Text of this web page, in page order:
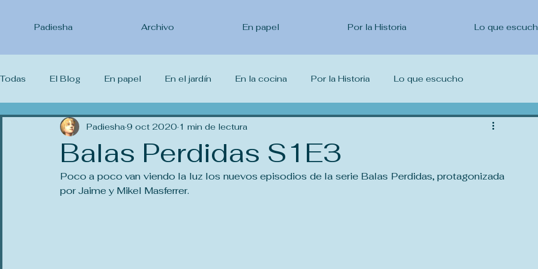
Padiesha Archivo En papel Por la Historia Lo que
Todas El Blog En papel En el jardín En la cocina Por la Historia Lo que escucho
Lo que leo Lo que veo Lo que estudio
Balas Perdidas S1E3
Padiesha 9 oct 2020 1 min de lectura
Poco a poco van viendo la luz los nuevos episodios de la serie Balas Perdidas, protagonizada
por Jaime y Mikel Masferrer.